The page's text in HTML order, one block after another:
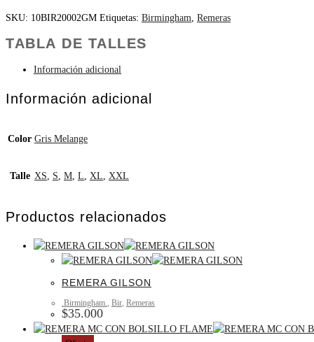
SKU: 10BIR20002GM Etiquetas: Birmingham, Remeras
TABLA DE TALLES
Información adicional
Información adicional
Color Gris Melange
Talle XS, S, M, L, XL, XXL
Productos relacionados
REMERA GILSON
.Birmingham., Bir, Remeras
$35.000